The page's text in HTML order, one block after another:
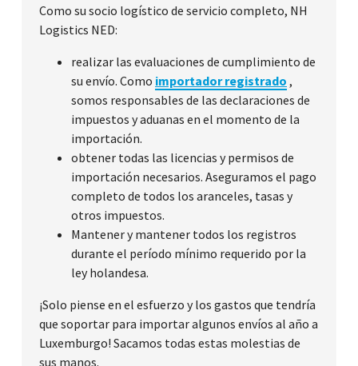
Como su socio logístico de servicio completo, NH
Logistics NED:
realizar las evaluaciones de cumplimiento de
su envío. Como importador registrado ,
somos responsables de las declaraciones de
impuestos y aduanas en el momento de la
importación.
obtener todas las licencias y permisos de
importación necesarios. Aseguramos el pago
completo de todos los aranceles, tasas y
otros impuestos.
Mantener y mantener todos los registros
durante el período mínimo requerido por la
ley holandesa.
¡Solo piense en el esfuerzo y los gastos que tendría
que soportar para importar algunos envíos al año a
Luxemburgo! Sacamos todas estas molestias de
sus manos.